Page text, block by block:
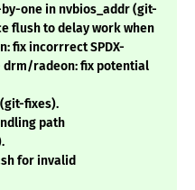
one in nvbios_addr (git-
flush to delay work when
fix incorrrect SPDX-
radeon: fix potential
fixes).
path
for invalid